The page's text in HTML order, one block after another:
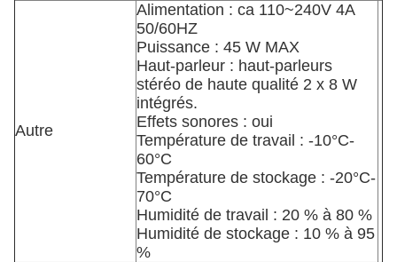
Autre
Alimentation : ca 110~240V 4A
50/60HZ
Puissance : 45 W MAX
Haut-parleur : haut-parleurs
stéréo de haute qualité 2 x 8 W
intégrés.
Effets sonores : oui
Température de travail : -10°C-
60°C
Température de stockage : -20°C-
70°C
Humidité de travail : 20 % à 80 %
Humidité de stockage : 10 % à 95
%